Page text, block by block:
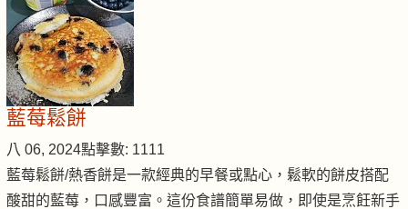
藍莓鬆餅
八 06, 2024點擊數: 1111
藍莓鬆餅/熱香餅是一款經典的早餐或點心，鬆軟的餅皮搭配
酸甜的藍莓，口感豐富。這份食譜簡單易做，即使是烹飪新手